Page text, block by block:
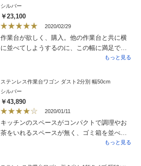
シルバー
￥23,100
2020/02/29
作業台が欲しく、購入。他の作業台と共に横
に並べてしようするのに、この幅に満足で
す。作りもしっかりしてるし、上部の引き出
もっと見る
ステンレス作業台ワゴン ダスト2分別 幅50cm
シルバー
￥43,890
2020/01/11
キッチンのスペースがコンパクトで調理やお
茶をいれるスペースが無く、ゴミ箱を並べる
のも困っていた中見つけました。お値段もそ
をかけるバーをつけたり、他のシリーズにあ
もっと見る